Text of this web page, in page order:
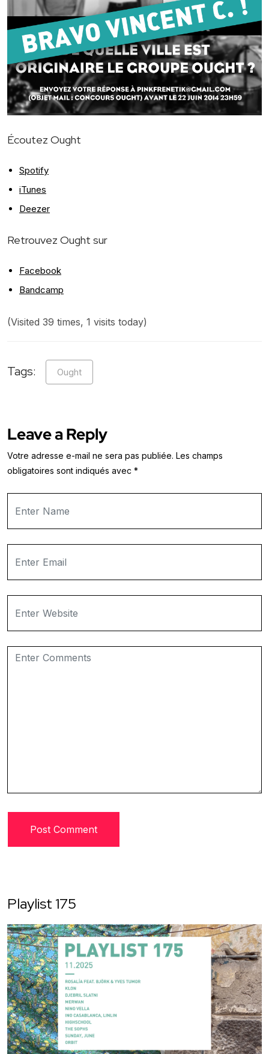
Écoutez Ought
Spotify
iTunes
Deezer
Retrouvez Ought sur
Facebook
Bandcamp
(Visited 39 times, 1 visits today)
Tags: Ought
Leave a Reply
Votre adresse e-mail ne sera pas publiée. Les champs
obligatoires sont indiqués avec *
Playlist 175